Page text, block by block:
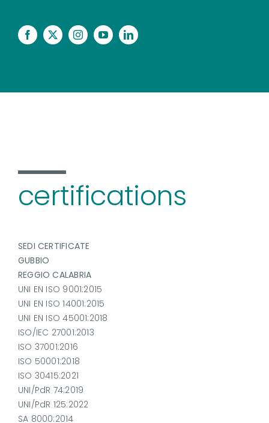
certifications
SEDI CERTIFICATE
GUBBIO
REGGIO CALABRIA
UNI EN ISO 9001:2015
UNI EN ISO 14001:2015
UNI EN ISO 45001:2018
ISO/IEC 27001:2013
ISO 37001:2016
ISO 50001:2018
ISO 30415:2021
UNI/PdR 74:2019
UNI/PdR 125:2022
SA 8000:2014